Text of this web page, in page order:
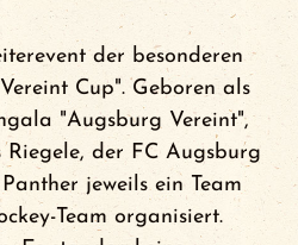
der besonderen
Cup". Geboren als
"Augsburg Vereint",
der FC Augsburg
jeweils ein Team
Team organisiert.